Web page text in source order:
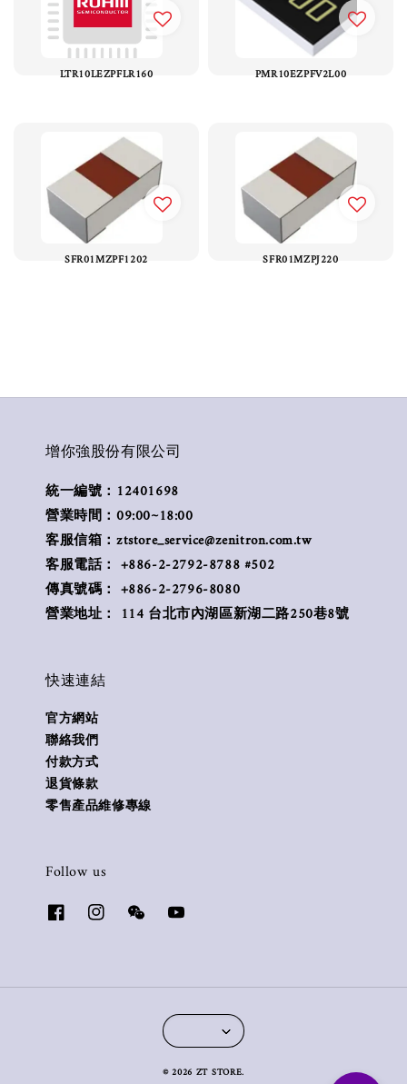
LTR10LEZPFLR160 PMR10EZPFV2L00
SFR01MZPF1202 SFR01MZPJ220
增你強股份有限公司
統一編號：12401698
營業時間：09:00~18:00
客服信箱：ztstore_service@zenitron.com.tw
客服電話： +886-2-2792-8788 #502
傳真號碼： +886-2-2796-8080
營業地址： 114 台北市內湖區新湖二路250巷8號
快速連結
官方網站
聯絡我們
付款方式
退貨條款
零售產品維修專線
Follow us
© 2026 ZT STORE.